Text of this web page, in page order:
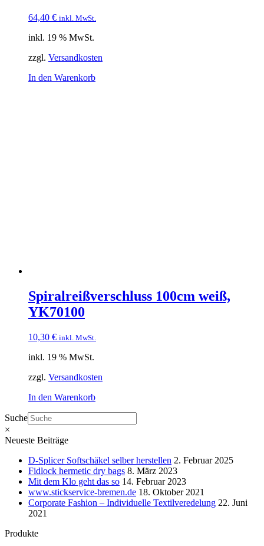
64,40 € inkl. MwSt.
inkl. 19 % MwSt.
zzgl. Versandkosten
In den Warenkorb
Spiralreißverschluss 100cm weiß,
YK70100
10,30 € inkl. MwSt.
inkl. 19 % MwSt.
zzgl. Versandkosten
In den Warenkorb
Suche
×
Neueste Beiträge
D-Splicer Softschäkel selber herstellen 2. Februar 2025
Fidlock hermetic dry bags 8. März 2023
Mit dem Klo geht das so 14. Februar 2023
www.stickservice-bremen.de 18. Oktober 2021
Corporate Fashion – Individuelle Textilveredelung 22. Juni
2021
Produkte